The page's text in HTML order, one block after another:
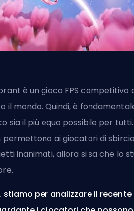
è un gioco FPS competitivo
il mondo. Quindi, è
sia il più equo possibile per
permettono ai giocatori di
inanimati, allora si sa che lo
stiamo per analizzare il